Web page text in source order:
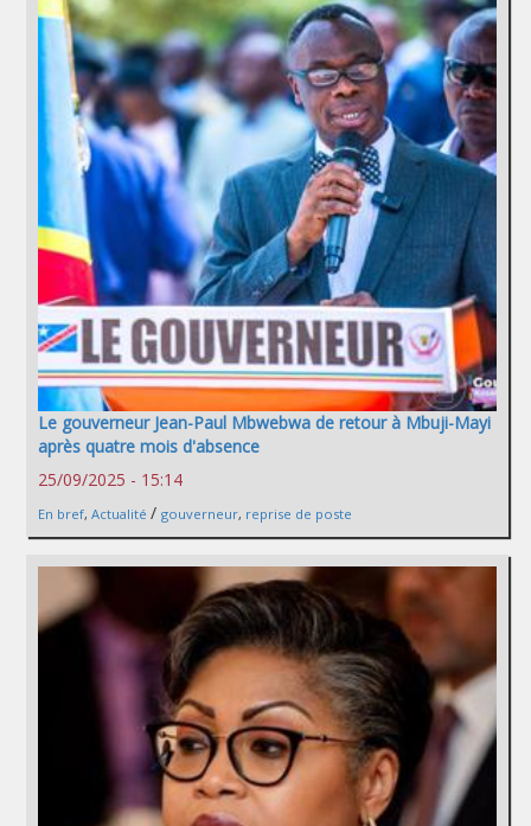
Le gouverneur Jean-Paul Mbwebwa de retour à Mbuji-Mayi
après quatre mois d'absence
25/09/2025 - 15:14
En bref, Actualité / gouverneur, reprise de poste